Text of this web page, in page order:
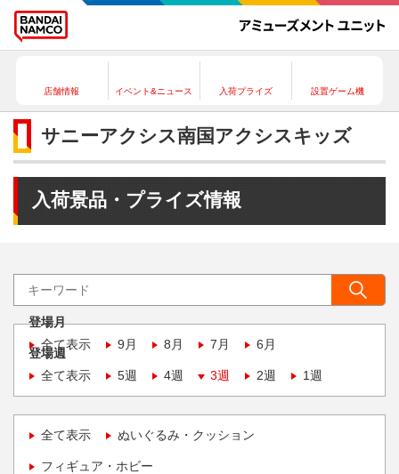
店舗情報 イベント&ニュース 入荷プライズ 設置ゲーム機
サニーアクシス南国アクシスキッズ
入荷景品・プライズ情報
登場月
全て表示
9月 8月 7月 6月
登場週
全て表示
5週 4週 3週 2週 1週
全て表示 ぬいぐるみ・クッション
フィギュア・ホビー